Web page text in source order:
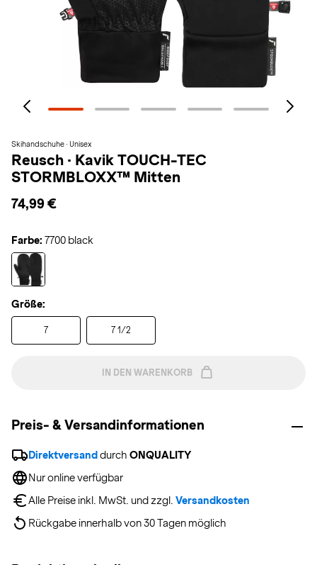
Skihandschuhe · Unisex
Reusch · Kavik TOUCH-TEC
STORMBLOXX™ Mitten
74,99 €
Farbe: 7700 black
Größe:
7 7 1/2
IN DEN WARENKORB
Preis- & Versandinformationen
Direktversand durch ONQUALITY
Nur online verfügbar
Alle Preise inkl. MwSt. und zzgl. Versandkosten
Rückgabe innerhalb von 30 Tagen möglich